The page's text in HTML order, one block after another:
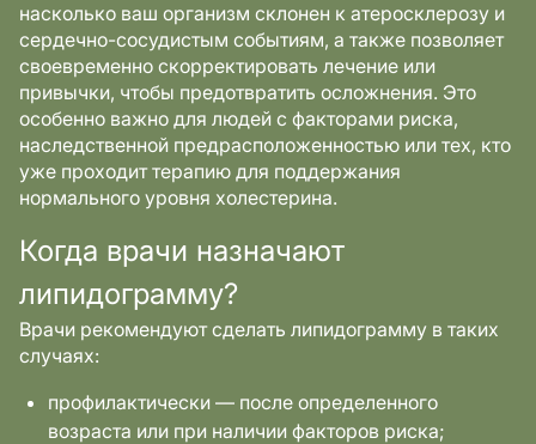
насколько ваш организм склонен к атеросклерозу и
сердечно-сосудистым событиям, а также позволяет
своевременно скорректировать лечение или
привычки, чтобы предотвратить осложнения. Это
особенно важно для людей с факторами риска,
наследственной предрасположенностью или тех, кто
уже проходит терапию для поддержания
нормального уровня холестерина.
Когда врачи назначают
липидограмму?
Врачи рекомендуют сделать липидограмму в таких
случаях:
профилактически — после определенного
возраста или при наличии факторов риска;